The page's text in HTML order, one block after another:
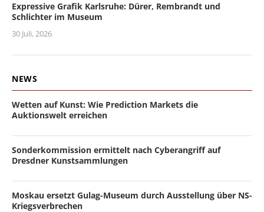
Expressive Grafik Karlsruhe: Dürer, Rembrandt und
Schlichter im Museum
30 Juli, 2026
NEWS
Wetten auf Kunst: Wie Prediction Markets die
Auktionswelt erreichen
Sonderkommission ermittelt nach Cyberangriff auf
Dresdner Kunstsammlungen
Moskau ersetzt Gulag-Museum durch Ausstellung über NS-
Kriegsverbrechen